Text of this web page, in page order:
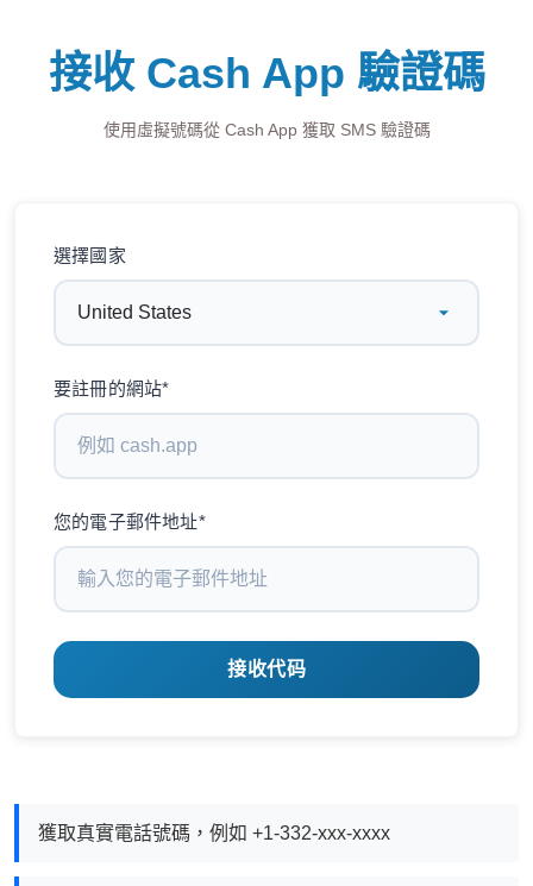
接收 Cash App 驗證碼
使用虛擬號碼從 Cash App 獲取 SMS 驗證碼
選擇國家
要註冊的網站*
您的電子郵件地址*
接收代码
獲取真實電話號碼，例如 +1-332-xxx-xxxx